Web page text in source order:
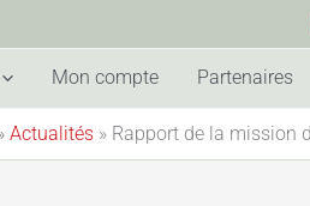
Mon compte Partenaires
Actualités » Rapport de la mission